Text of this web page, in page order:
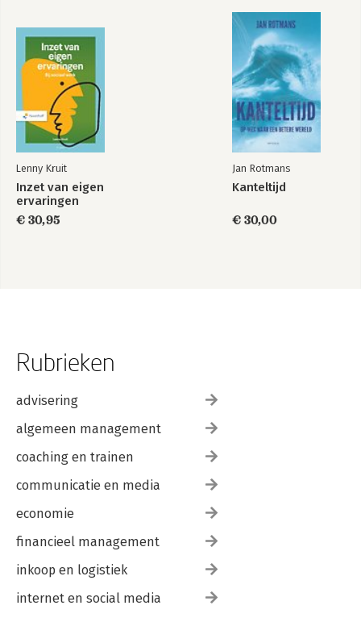
Lenny Kruit
Inzet van eigen
ervaringen
€ 30,95
Jan Rotmans
Kanteltijd
€ 30,00
Rubrieken
advisering
algemeen management
coaching en trainen
communicatie en media
economie
financieel management
inkoop en logistiek
internet en social media